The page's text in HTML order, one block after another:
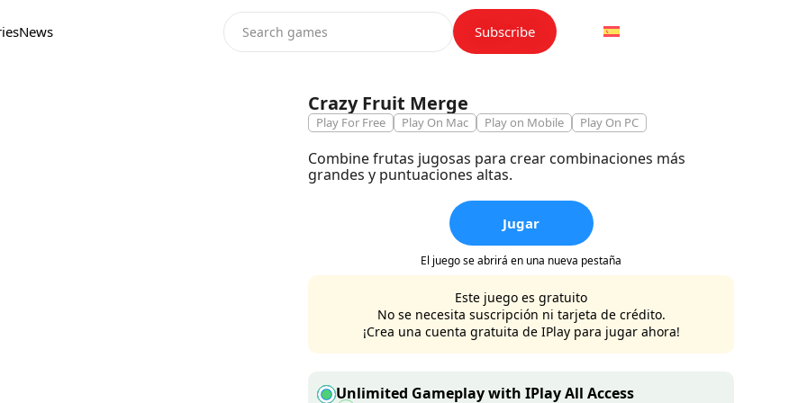
News Subscribe
Crazy Fruit Merge
Play For Free Play On Mac Play on Mobile Play On PC
Unlimited Gameplay with IPlay All Access
Combine frutas jugosas para crear combinaciones más
grandes y puntuaciones altas.
Jugar
El juego se abrirá en una nueva pestaña
Este juego es gratuito
No se necesita suscripción ni tarjeta de crédito.
¡Crea una cuenta gratuita de IPlay para jugar ahora!